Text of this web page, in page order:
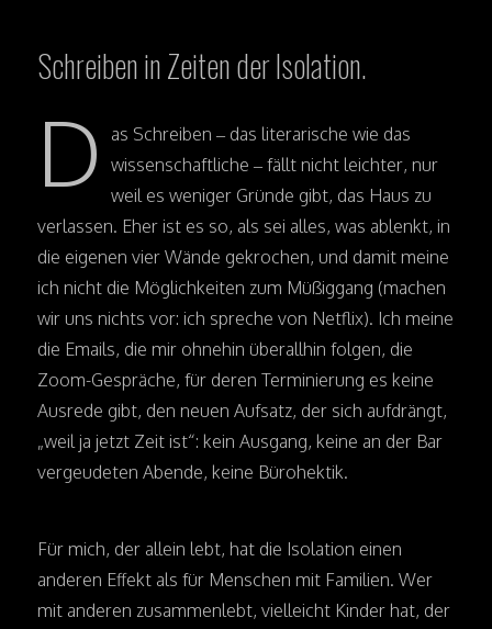
Schreiben in Zeiten der Isolation.
D
as Schreiben – das literarische wie das
wissenschaftliche – fällt nicht leichter, nur
weil es weniger Gründe gibt, das Haus zu
verlassen. Eher ist es so, als sei alles, was ablenkt, in
die eigenen vier Wände gekrochen, und damit meine
ich nicht die Möglichkeiten zum Müßiggang (machen
wir uns nichts vor: ich spreche von Netflix). Ich meine
die Emails, die mir ohnehin überallhin folgen, die
Zoom-Gespräche, für deren Terminierung es keine
Ausrede gibt, den neuen Aufsatz, der sich aufdrängt,
„weil ja jetzt Zeit ist“: kein Ausgang, keine an der Bar
vergeudeten Abende, keine Bürohektik.
Für mich, der allein lebt, hat die Isolation einen
anderen Effekt als für Menschen mit Familien. Wer
mit anderen zusammenlebt, vielleicht Kinder hat, der